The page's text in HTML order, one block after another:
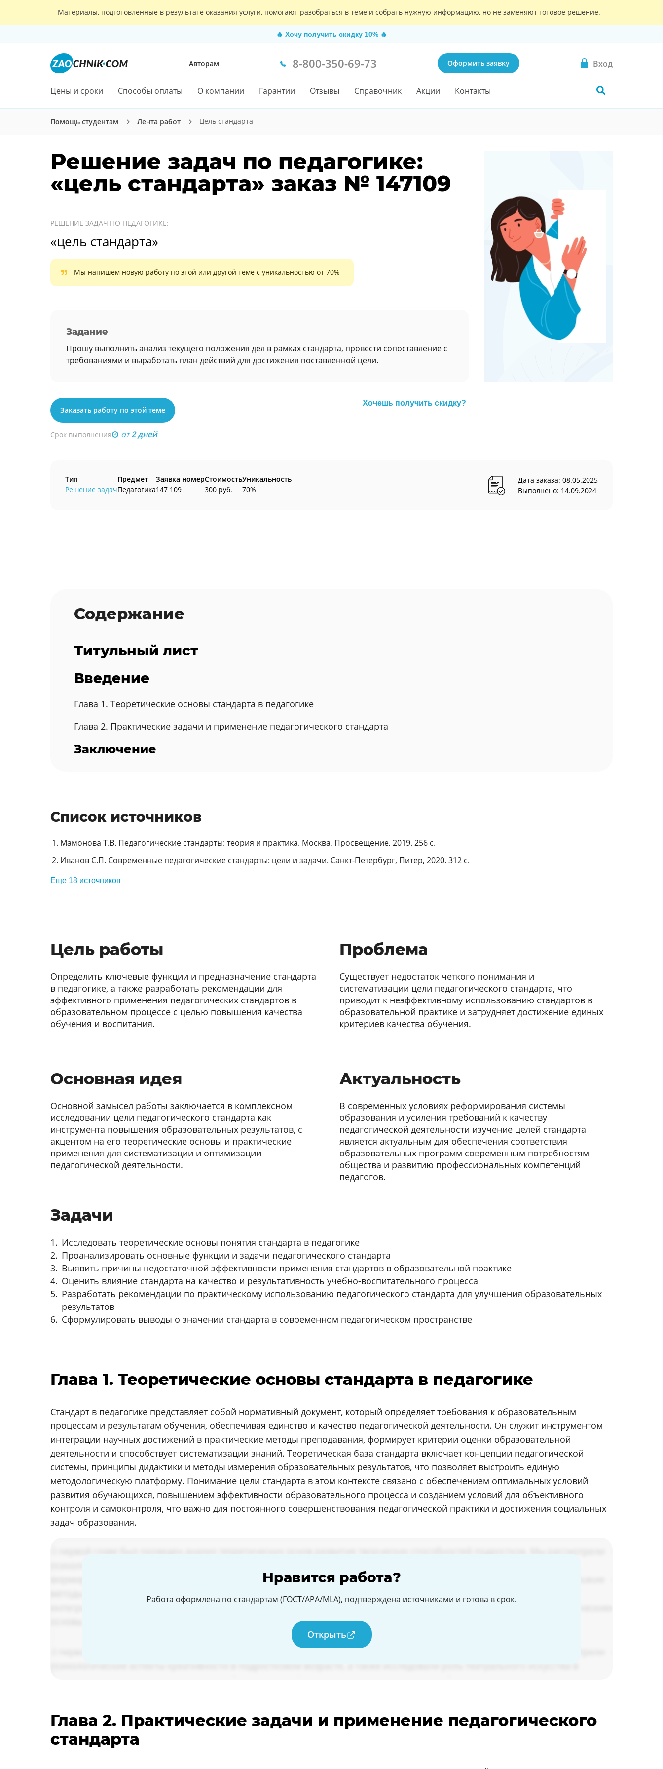
Материалы, подготовленные в результате оказания услуги, помогают разобраться в теме и собрать нужную информацию, но не заменяют готовое решение.
🔥 Хочу получить скидку 10% 🔥
Авторам 8-800-350-69-73 Оформить заявку Вход
Цены и сроки Способы оплаты О компании Гарантии Отзывы Справочник Акции Контакты
Помощь студентам Лента работ Цель стандарта
Решение задач по педагогике:
«цель стандарта» заказ № 147109
РЕШЕНИЕ ЗАДАЧ ПО ПЕДАГОГИКЕ:
«цель стандарта»
Мы напишем новую работу по этой или другой теме с уникальностью от 70%
Задание
Прошу выполнить анализ текущего положения дел в рамках стандарта, провести сопоставление с
требованиями и выработать план действий для достижения поставленной цели.
Заказать работу по этой теме
Срок выполнения от2 дней
Хочешь получить скидку?
Тип
Решение задач
Предмет
Педагогика
Заявка номер
147 109
Стоимость
300 руб.
Уникальность
70%
Дата заказа: 08.05.2025
Выполнено: 14.09.2024
Содержание
Титульный лист
Введение
Глава 1. Теоретические основы стандарта в педагогике
Глава 2. Практические задачи и применение педагогического стандарта
Заключение
Список источников
Мамонова Т.В. Педагогические стандарты: теория и практика. Москва, Просвещение, 2019. 256 с.
Иванов С.П. Современные педагогические стандарты: цели и задачи. Санкт-Петербург, Питер, 2020. 312 с.
Еще 18 источников
Цель работы
Определить ключевые функции и предназначение стандарта
в педагогике, а также разработать рекомендации для
эффективного применения педагогических стандартов в
образовательном процессе с целью повышения качества
обучения и воспитания.
Проблема
Существует недостаток четкого понимания и
систематизации цели педагогического стандарта, что
приводит к неэффективному использованию стандартов в
образовательной практике и затрудняет достижение единых
критериев качества обучения.
Основная идея
Основной замысел работы заключается в комплексном
исследовании цели педагогического стандарта как
инструмента повышения образовательных результатов, с
акцентом на его теоретические основы и практические
применения для систематизации и оптимизации
педагогической деятельности.
Актуальность
В современных условиях реформирования системы
образования и усиления требований к качеству
педагогической деятельности изучение целей стандарта
является актуальным для обеспечения соответствия
образовательных программ современным потребностям
общества и развитию профессиональных компетенций
педагогов.
Задачи
Исследовать теоретические основы понятия стандарта в педагогике
Проанализировать основные функции и задачи педагогического стандарта
Выявить причины недостаточной эффективности применения стандартов в образовательной практике
Оценить влияние стандарта на качество и результативность учебно-воспитательного процесса
Разработать рекомендации по практическому использованию педагогического стандарта для улучшения образовательных
результатов
Сформулировать выводы о значении стандарта в современном педагогическом пространстве
Глава 1. Теоретические основы стандарта в педагогике
Стандарт в педагогике представляет собой нормативный документ, который определяет требования к образовательным
процессам и результатам обучения, обеспечивая единство и качество педагогической деятельности. Он служит инструментом
интеграции научных достижений в практические методы преподавания, формирует критерии оценки образовательной
деятельности и способствует систематизации знаний. Теоретическая база стандарта включает концепции педагогической
системы, принципы дидактики и методы измерения образовательных результатов, что позволяет выстроить единую
методологическую платформу. Понимание цели стандарта в этом контексте связано с обеспечением оптимальных условий
развития обучающихся, повышением эффективности образовательного процесса и созданием условий для объективного
контроля и самоконтроля, что важно для постоянного совершенствования педагогической практики и достижения социальных
задач образования.
Нравится работа?
Работа оформлена по стандартам (ГОСТ/APA/MLA), подтверждена источниками и готова в срок.
Открыть
Глава 2. Практические задачи и применение педагогического
стандарта